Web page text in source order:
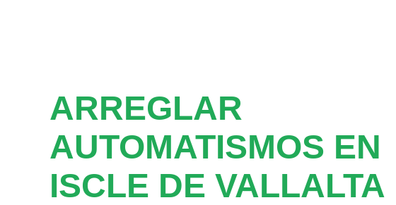
ARREGLAR
AUTOMATISMOS EN
ISCLE DE VALLALTA